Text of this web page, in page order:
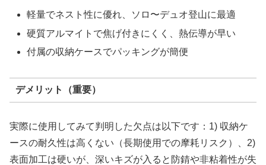
軽量でネスト性に優れ、ソロ〜デュオ登山に最適
硬質アルマイトで焦げ付きにくく、熱伝導が早い
付属の収納ケースでパッキングが簡便
デメリット（重要）
実際に使用してみて判明した欠点は以下です：1) 収納ケ
ースの耐久性は高くない（長期使用での摩耗リスク）、2)
表面加工は硬いが、深いキズが入ると防錆や非粘着性が失